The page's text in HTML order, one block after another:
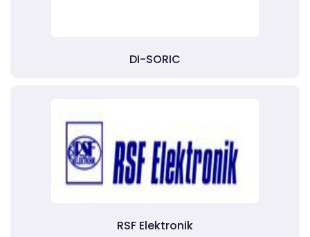
DI-SORIC
RSF Elektronik